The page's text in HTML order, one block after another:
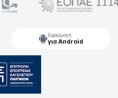
Εφαρμογή
για Android